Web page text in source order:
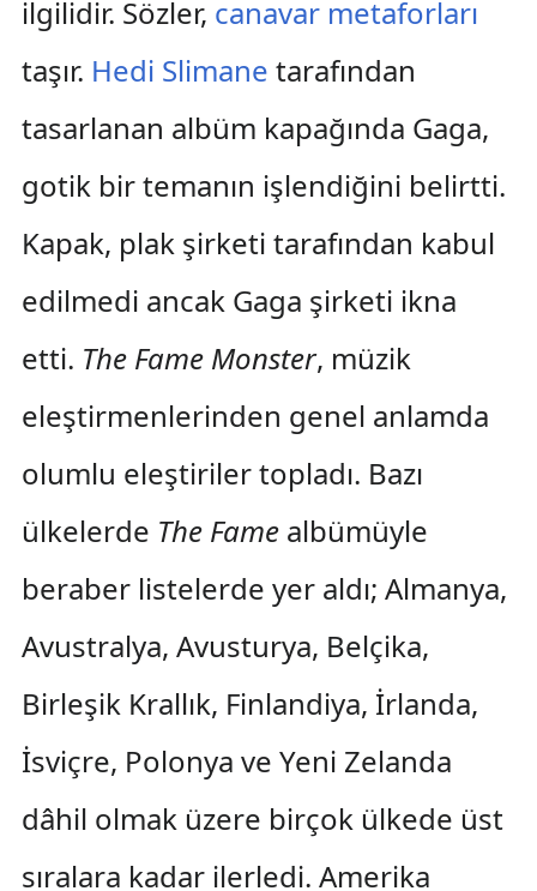
ilgilidir. Sözler, canavar metaforları
taşır. Hedi Slimane tarafından
tasarlanan albüm kapağında Gaga,
gotik bir temanın işlendiğini belirtti.
Kapak, plak şirketi tarafından kabul
edilmedi ancak Gaga şirketi ikna
etti. The Fame Monster, müzik
eleştirmenlerinden genel anlamda
olumlu eleştiriler topladı. Bazı
ülkelerde The Famealbümüyle
beraber listelerde yer aldı; Almanya,
Avustralya, Avusturya, Belçika,
Birleşik Krallık, Finlandiya, İrlanda,
İsviçre, Polonya ve Yeni Zelanda
dâhil olmak üzere birçok ülkede üst
sıralara kadar ilerledi. Amerika